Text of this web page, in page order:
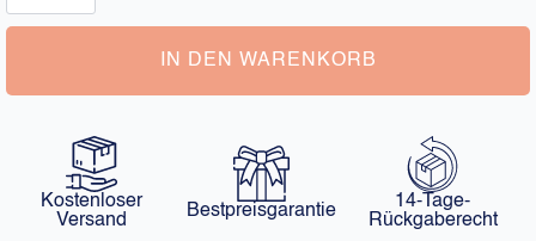
Menge
IN DEN WARENKORB
Kostenloser
Versand
Bestpreisgarantie
14-Tage-
Rückgaberecht